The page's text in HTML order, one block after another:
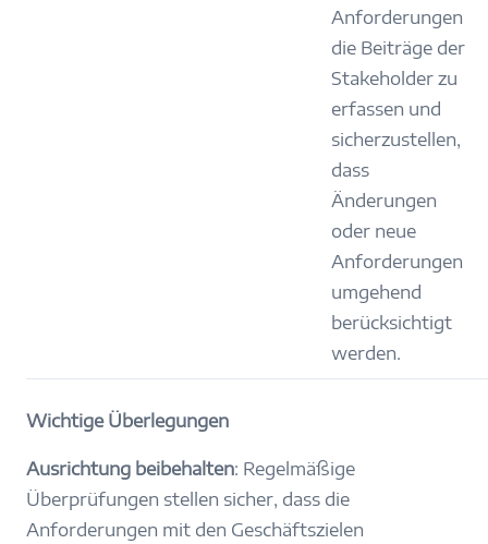
Anforderungen
die Beiträge der
Stakeholder zu
erfassen und
sicherzustellen,
dass
Änderungen
oder neue
Anforderungen
umgehend
berücksichtigt
werden.
Wichtige Überlegungen
Ausrichtung beibehalten: Regelmäßige
Überprüfungen stellen sicher, dass die
Anforderungen mit den Geschäftszielen